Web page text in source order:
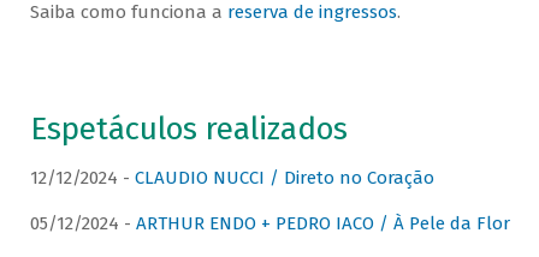
Saiba como funciona a reserva de ingressos.
Espetáculos realizados
12/12/2024 - CLAUDIO NUCCI / Direto no Coração
05/12/2024 - ARTHUR ENDO + PEDRO IACO / À Pele da Flor